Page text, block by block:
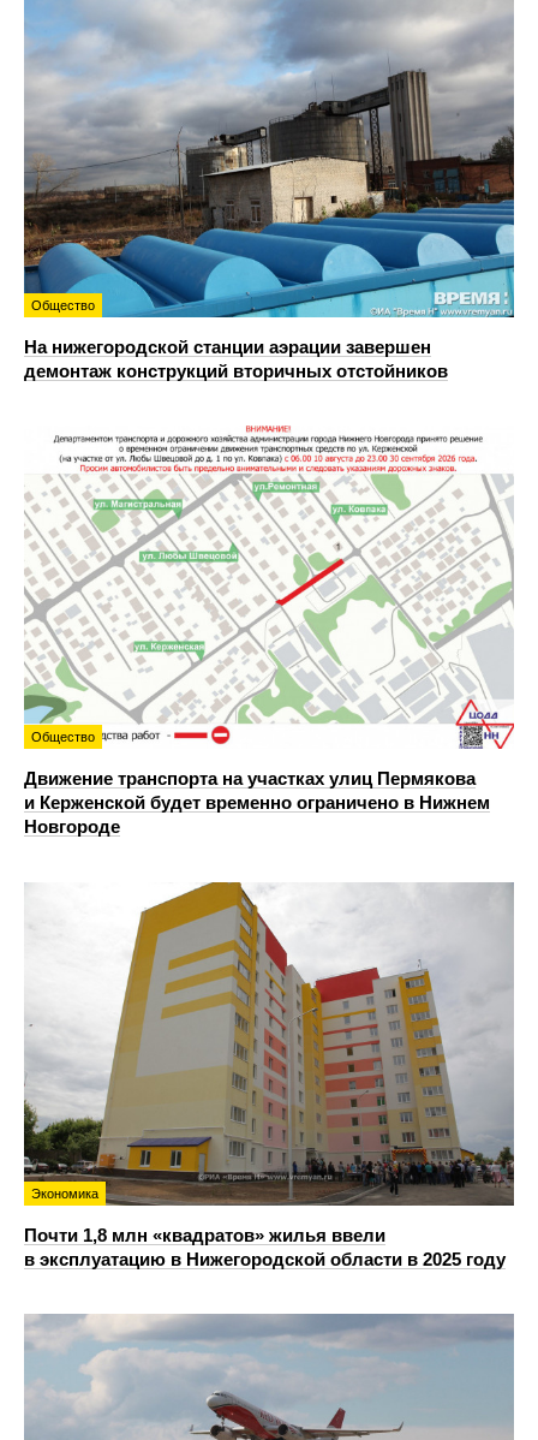
Общество
На нижегородской станции аэрации завершен
демонтаж конструкций вторичных отстойников
Общество
Движение транспорта на участках улиц Пермякова
и Керженской будет временно ограничено в Нижнем
Новгороде
Экономика
Почти 1,8 млн «квадратов» жилья ввели
в эксплуатацию в Нижегородской области в 2025 году